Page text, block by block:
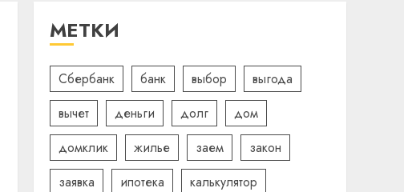
МЕТКИ
Сбербанк банк выбор
выгода
вычет
деньги долг
дом
домклик
жилье заем
закон
заявка
ипотека
калькулятор